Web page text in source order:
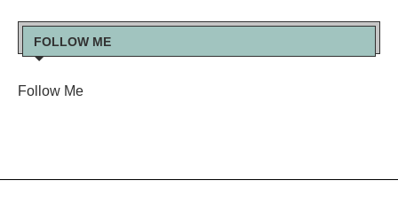
FOLLOW ME
Follow Me